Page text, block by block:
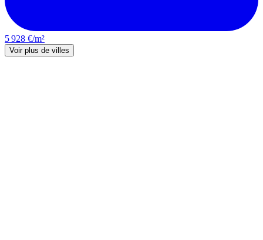
5 928 €/m²
Voir plus de villes